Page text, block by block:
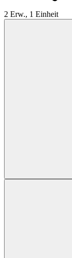
2 Erw., 1 Einheit